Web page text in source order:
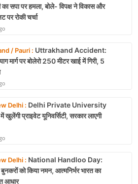
का सपा पर हमला, बोले- विपक्ष ने विकास और
रोकी चर्चा
/ Pauri : Uttrakhand Accident:
मार्ग पर बोलेरो 250 मीटर खाई में गिरी, 5
Delhi : Delhi Private University
खुलेंगी प्राइवेट यूनिवर्सिटी, सरकार लाएगी
Delhi : National Handloo Day:
बुनकरों को किया नमन, आत्मनिर्भर भारत का
आधार